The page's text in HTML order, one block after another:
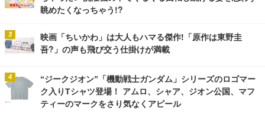
眺めたくなっちゃう!?
映画「ちいかわ」は大人もハマる傑作!「原作は東野圭
吾?」の声も飛び交う仕掛けが満載
“ジークジオン”「機動戦士ガンダム」シリーズのロゴマー
ク入りTシャツ登場！ アムロ、シャア、ジオン公国、マフ
ティーのマークをさり気なくアピール